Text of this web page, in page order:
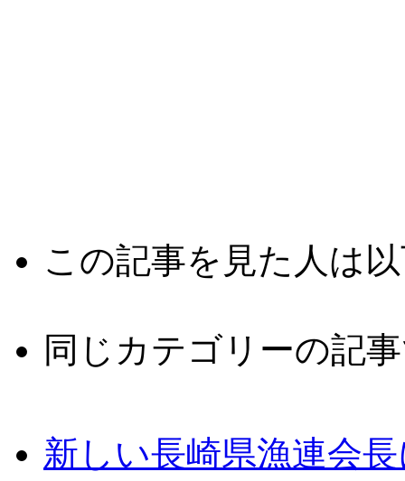
この記事を見た人は
同じカテゴリーの記
新しい長崎県漁連会